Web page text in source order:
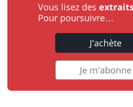
Vous lisez des
Pour poursuivre…
J'achète
Je m'abonne